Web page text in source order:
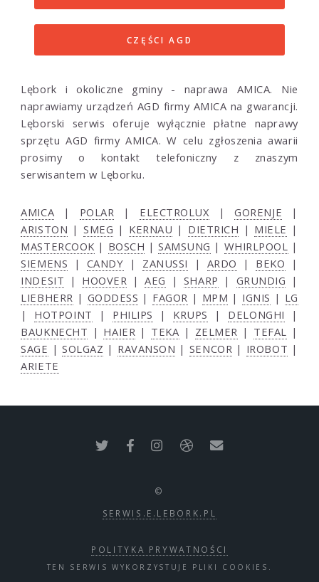
CZĘŚCI AGD
Lębork i okoliczne gminy - naprawa AMICA. Nie
naprawiamy urządzeń AGD firmy AMICA na gwarancji.
Lęborski serwis oferuje wyłącznie płatne naprawy
sprzętu AGD firmy AMICA. W celu zgłoszenia awarii
prosimy o kontakt telefoniczny z znaszym
serwisantem w Lęborku.
AMICA | POLAR | ELECTROLUX|GORENJE |
ARISTON | SMEG | KERNAU | DIETRICH | MIELE |
MASTERCOOK | BOSCH |SAMSUNG | WHIRLPOOL |
SIEMENS | CANDY | ZANUSSI | ARDO | BEKO |
INDESIT | HOOVER |AEG | SHARP | GRUNDIG |
LIEBHERR | GODDESS | FAGOR | MPM | IGNIS | LG
| HOTPOINT | PHILIPS | KRUPS | DELONGHI |
BAUKNECHT | HAIER | TEKA | ZELMER | TEFAL |
SAGE |SOLGAZ | RAVANSON | SENCOR | IROBOT |
ARIETE
©
SERWIS.E.LEBORK.PL
POLITYKA PRYWATNOŚCI
TEN SERWIS WYKORZYSTUJE PLIKI COOKIES.